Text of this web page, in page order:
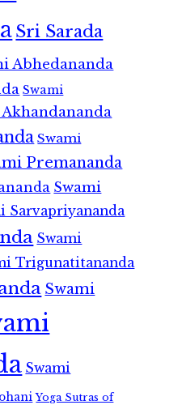
Sri Sarada
Abhedananda
Swami
Akhandananda
Swami
Premananda
Swami
Sarvapriyananda
Swami
Trigunatitananda
Swami
Swami
Yoga Sutras of